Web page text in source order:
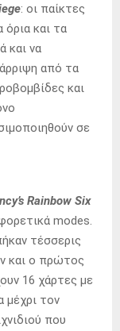
: οι παίκτες
και τα
και να
από τα
και
σε
Rainbow Six
modes.
τέσσερις
και ο πρώτος
16 χάρτες με
μέχρι τον
που